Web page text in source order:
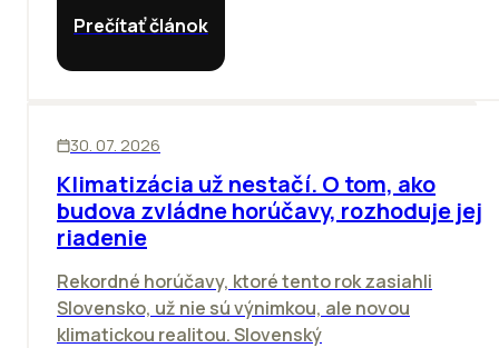
Prečítať článok
30. 07. 2026
Klimatizácia už nestačí. O tom, ako
budova zvládne horúčavy, rozhoduje jej
riadenie
Rekordné horúčavy, ktoré tento rok zasiahli
Slovensko, už nie sú výnimkou, ale novou
klimatickou realitou. Slovenský